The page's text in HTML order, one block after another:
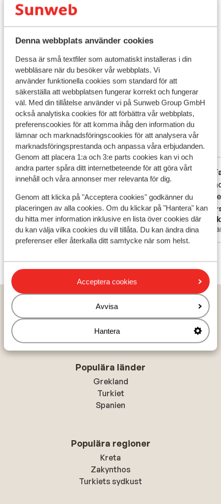
Denna webbplats använder cookies
Dessa är små textfiler som automatiskt installeras i din
webbläsare när du besöker vår webbplats. Vi
använder funktionella cookies som standard för att
säkerställa att webbplatsen fungerar korrekt och fungerar
väl. Med din tillåtelse använder vi på Sunweb Group GmbH
också analytiska cookies för att förbättra vår webbplats,
preferenscookies för att komma ihåg den information du
lämnar och marknadsföringscookies för att analysera vår
marknadsföringsprestanda och anpassa våra erbjudanden.
Genom att placera 1:a och 3:e parts cookies kan vi och
andra parter spåra ditt internetbeteende för att göra vårt
innehåll och våra annonser mer relevanta för dig.
Genom att klicka på "Acceptera cookies" godkänner du
placeringen av alla cookies. Om du klickar på "Hantera" kan
du hitta mer information inklusive en lista över cookies där
du kan välja vilka cookies du vill tillåta. Du kan ändra dina
preferenser eller återkalla ditt samtycke när som helst.
Acceptera cookies
Avvisa
Hantera
Användningen av mestadels ljusa färger och tillägget
av traditionella kykladiska element, gör att interiören
ger ett lugn. Om du fortfarande känner dig lite spänd
efter en härlig solig dag, rekommenderas ett besök till
hotellets wellness-avdelning. I jacuzzin, bastun eller
hamam kan du koppla av fullt ut. För sportentusiaster,
som föredrar att vara aktiva och koppla av, finns det
även en squashbana. Hotel La Mer Deluxe & Spa står för
ren njutning under din semester.
Måltider
Flygresan
Vad våra gäster tycker
Det här är 100 % äkta kundrecensioner som verkligen
speglar deras upplevelser av vår produkt.
Mer om recensioner
8.6 Fantastisk
14 omdömen
Mest bokad av partner
9.3 Fantastisk
6 juni 2026
Très belle chambre et très propre.
Très belle chambre et très propre.
Översätt till svenska
David et Laetitia
Partner
Mooi
Mooi
Hem
Hotel La Mer Deluxe & Spa
Populära länder
Grekland
Turkiet
Spanien
Populära regioner
Kreta
Zakynthos
Turkiets sydkust